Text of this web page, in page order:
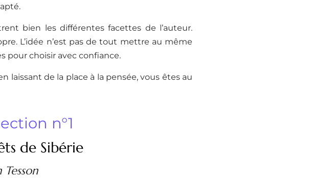
bien les différentes facettes de l’auteur.
L’idée n’est pas de tout mettre au même
pour choisir avec confiance.
laissant de la place à la pensée, vous êtes au
n°1
de Sibérie
Tesson